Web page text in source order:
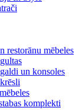
restorānu mēbeles
un konsoles
komplekti